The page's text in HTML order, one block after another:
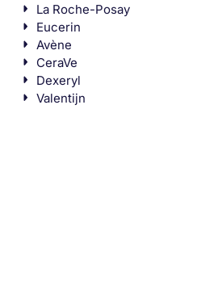
La Roche-Posay
Eucerin
Avène
CeraVe
Dexeryl
Valentijn